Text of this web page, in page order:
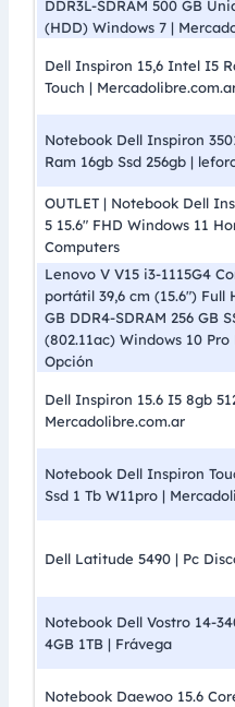
DDR3L-SDRAM 500 GB
(HDD) Windows 7 |
Dell Inspiron 15,6 Intel I5
Touch |
Notebook Dell Inspiron
Ram 16gb Ssd 256gb |
OUTLET | Notebook Dell
5 15.6″ FHD Windows 11
Computers
Lenovo V V15 i3-1115G4
portátil 39,6 cm (15.6″) Full
GB DDR4-SDRAM 256 GB
(802.11ac) Windows 10
Opción
Dell Inspiron 15.6 I5 8gb
Mercadolibre.com.ar
Notebook Dell Inspiron
Ssd 1 Tb W11pro |
Dell Latitude 5490 | Pc
Notebook Dell Vostro 14-
4GB 1TB | Frávega
Notebook Daewoo 15.6